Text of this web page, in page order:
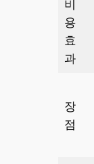
비
용
효
과
장
점